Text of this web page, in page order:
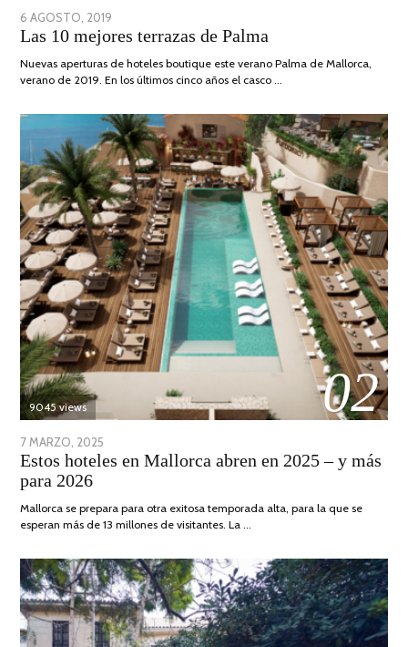
POSTED
ON
6 AGOSTO, 2019
AGOSTO,
Las 10 mejores terrazas de Palma
Nuevas aperturas de hoteles boutique este verano Palma de Mallorca,
verano de 2019. En los últimos cinco años el casco …
02
9045 views
POSTED
ON
7 MARZO, 2025
ABRIL,
Estos hoteles en Mallorca abren en 2025 – y más
para 2026
Mallorca se prepara para otra exitosa temporada alta, para la que se
esperan más de 13 millones de visitantes. La …